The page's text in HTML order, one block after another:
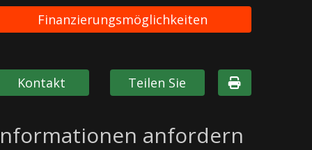
Finanzierungsmöglichkeiten
Kontakt Teilen Sie
anfordern